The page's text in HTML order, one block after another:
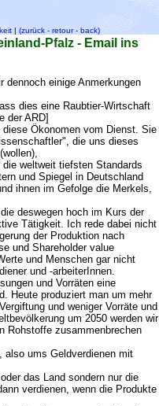
| (zurück - retour - back)
Pfalz - Email ins
einige Anmerkungen
dies eine Raubtier-Wirtschaft
der ARD]
Ökonomen vom Dienst. Sie
die uns dieses
weltweit tiefsten Standards
und Spiegel in Deutschland
ihnen im Gefolge die Merkels,
deswegen hoch im Kurs der
Tätigkeit. Ich rede dabei nicht
der Produktion nach
und Shareholder value
und Menschen gar nicht
und -arbeiterInnen.
und Vorräten eine
Heute produziert man um mehr
und weniger Vorräte und
um 2050 werden wir
Rohstoffe zusammenbrechen
also ums Geldverdienen mit
das Land sondern nur die
verdienen, wenn die Produkte